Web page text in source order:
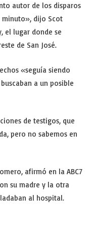
autor de los disparos
dijo Scot
el lugar donde se
de San José.
«seguía siendo
a un posible
de testigos, que
pero no sabemos en
afirmó en la ABC7
su madre y la otra
al hospital.